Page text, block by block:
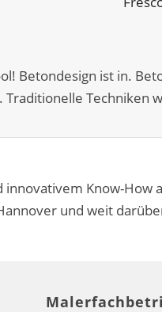
Betondesign ist in.
Traditionelle Techniken
Know-How
und weit